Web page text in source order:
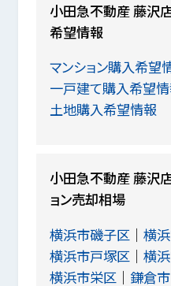
小田急不動産 藤沢
希望情報
マンション購入希望
一戸建て購入希望
土地購入希望情報
小田急不動産 藤沢
ョン売却相場
横浜市磯子区
横
横浜市戸塚区
横
横浜市栄区
鎌倉市